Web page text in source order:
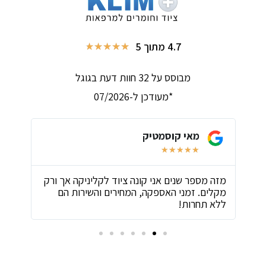
4.7 מתוך 5 ★
★
★
★
★
מבוסס על 32 חוות דעת בגוגל
*מעודכן ל-07/2026
מאי קוסמטיק
★
★
★
★
★
מזה מספר שנים אני קונה ציוד לקליניקה אך ורק
מקלים. זמני האספקה, המחירים והשירות הם
ללא תחרות!